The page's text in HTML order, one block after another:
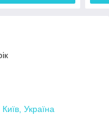
Україна